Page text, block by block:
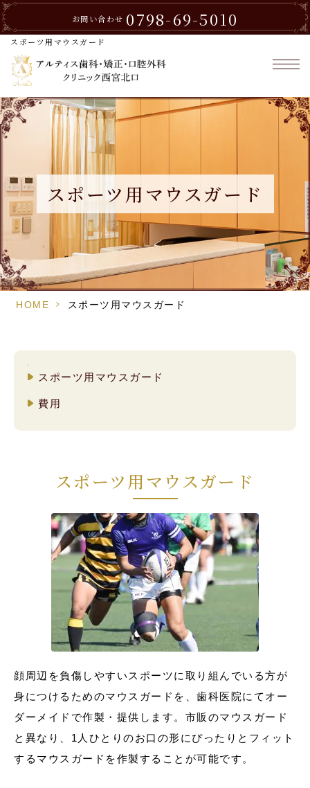
スポーツ用マウスガード
お問い合わせ 0798-69-5010
スポーツ用マウスガード
HOME > スポーツ用マウスガード
スポーツ用マウスガード
費用
スポーツ用マウスガード
顔周辺を負傷しやすいスポーツに取り組んでいる方が
身につけるためのマウスガードを、歯科医院にてオー
ダーメイドで作製・提供します。 市販のマウスガード
と異なり、1人ひとりのお口の形にぴったりとフィット
するマウスガードを作製することが可能です。